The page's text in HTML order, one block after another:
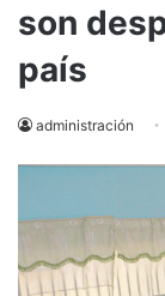
son
país
administración